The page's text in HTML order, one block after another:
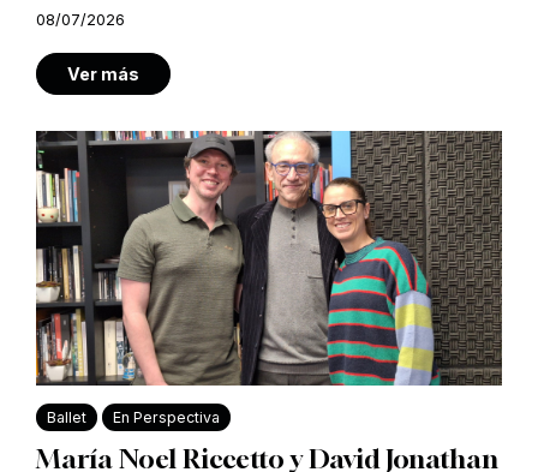
08/07/2026
Ver más
Ballet En Perspectiva
María Noel Riccetto y David Jonathan